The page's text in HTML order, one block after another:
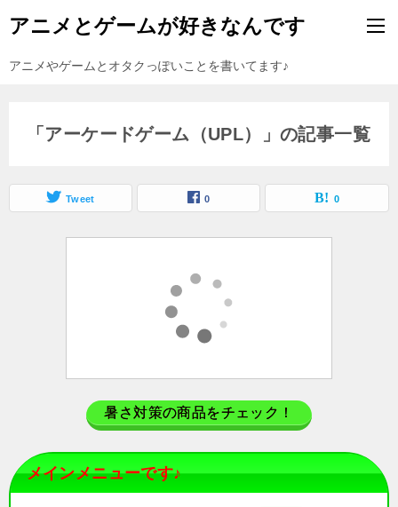
アニメとゲームが好きなんです
アニメやゲームとオタクっぽいことを書いてます♪
「アーケードゲーム（UPL）」の記事一覧
Tweet 0 0
暑さ対策の商品をチェック！
メインメニューです♪